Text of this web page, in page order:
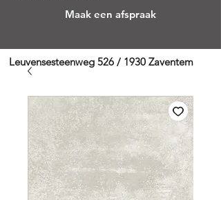
Maak een afspraak
Leuvensesteenweg 526 / 1930 Zaventem